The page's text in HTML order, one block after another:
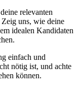
relevanten
uns, wie deine
idealen Kandidaten
einfach und
nötig ist, und achte
können.